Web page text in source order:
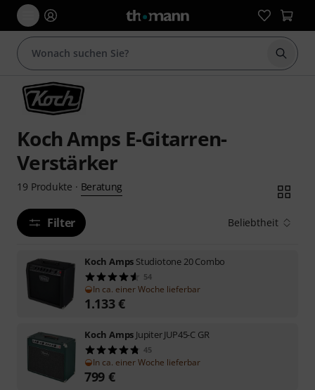
Suche
Koch Amps E-Gitarren-
Verstärker
19 Produkte · Beratung
Filter Beliebtheit
Koch Amps Studiotone 20 Combo
54
In ca. einer Woche lieferbar
1.133€
Koch Amps Jupiter JUP45-C GR
45
In ca. einer Woche lieferbar
799 €